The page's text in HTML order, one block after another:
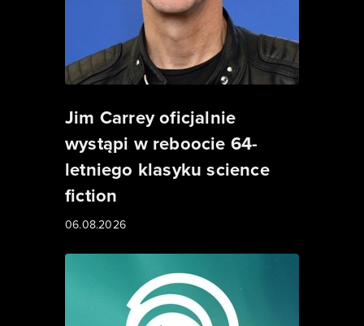
Jim Carrey oficjalnie
wystąpi w reboocie 64-
letniego klasyku science
fiction
06.08.2026